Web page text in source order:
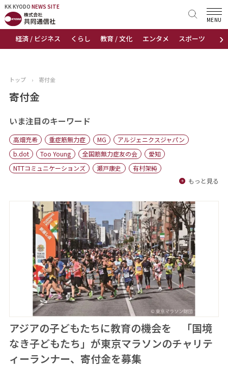
KK KYODO NEWS SITE
›
経済 / ビジネス くらし 教育 / 文化 エンタメ スポーツ 地域
MENU
KK KYODONEWS SITE
トップページ
ニュース
おすすめコンテンツ
出版物
会社概要
トップ › 寄付金
寄付金
いま注目のキーワード
高畑充希 重症筋無力症 MG
アルジェニクスジャパン
b.dot
Too Young 全国筋無力症友の会
愛知
NTTコミュニケーションズ
瀬戸康史
有村架純
もっと見る
アジアの子どもたちに教育の機会を 「国境
なき子どもたち」が東京マラソンのチャリテ
ィーランナー、寄付金を募集